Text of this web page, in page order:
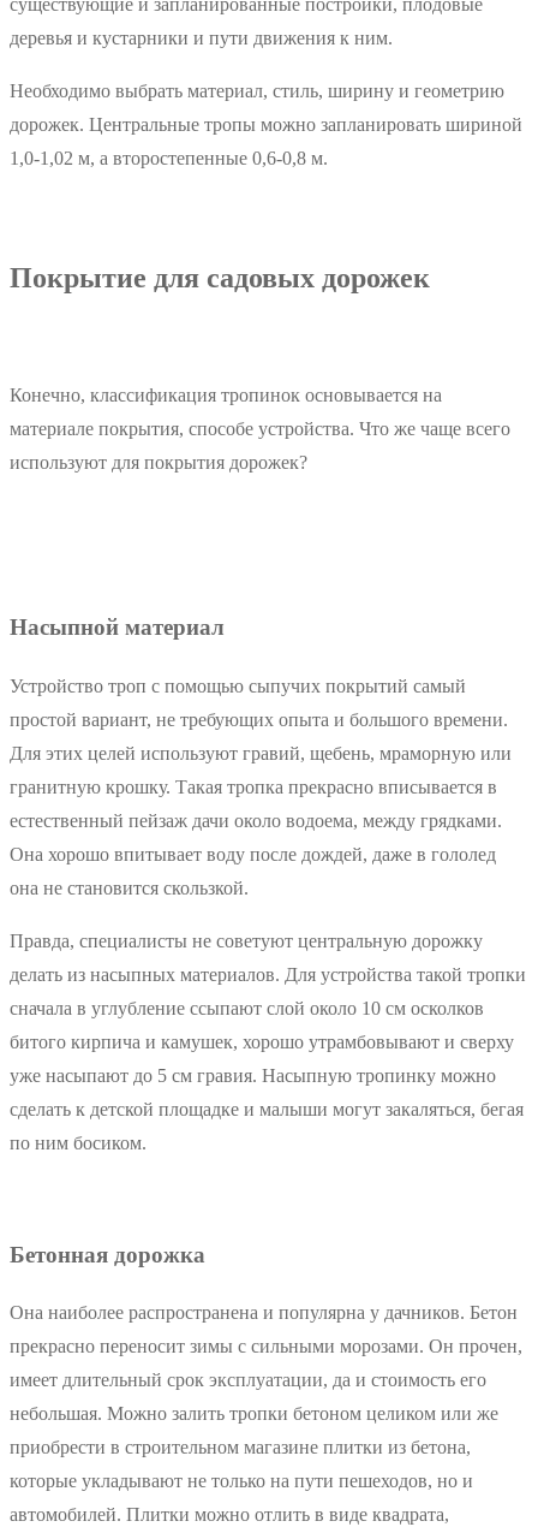
деревья и кустарники и пути движения к ним.
Необходимо выбрать материал, стиль, ширину и геометрию
дорожек. Центральные тропы можно запланировать шириной
1,0-1,02 м, а второстепенные 0,6-0,8 м.
Покрытие для садовых дорожек
Конечно, классификация тропинок основывается на
материале покрытия, способе устройства. Что же чаще всего
используют для покрытия дорожек?
Насыпной материал
Устройство троп с помощью сыпучих покрытий самый
простой вариант, не требующих опыта и большого времени.
Для этих целей используют гравий, щебень, мраморную или
гранитную крошку. Такая тропка прекрасно вписывается в
естественный пейзаж дачи около водоема, между грядками.
Она хорошо впитывает воду после дождей, даже в гололед
она не становится скользкой.
Правда, специалисты не советуют центральную дорожку
делать из насыпных материалов. Для устройства такой тропки
сначала в углубление ссыпают слой около 10 см осколков
битого кирпича и камушек, хорошо утрамбовывают и сверху
уже насыпают до 5 см гравия. Насыпную тропинку можно
сделать к детской площадке и малыши могут закаляться, бегая
по ним босиком.
Бетонная дорожка
Она наиболее распространена и популярна у дачников. Бетон
прекрасно переносит зимы с сильными морозами. Он прочен,
имеет длительный срок эксплуатации, да и стоимость его
небольшая. Можно залить тропки бетоном целиком или же
приобрести в строительном магазине плитки из бетона,
которые укладывают не только на пути пешеходов, но и
автомобилей. Плитки можно отлить в виде квадрата,